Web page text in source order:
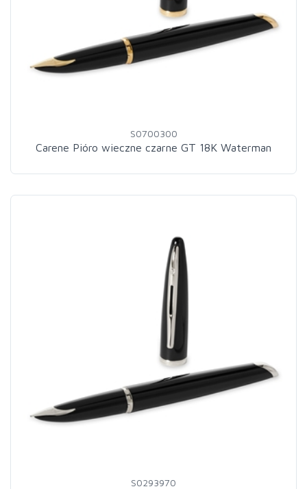
S0700300
Carene Pióro wieczne czarne GT 18K Waterman
S0293970